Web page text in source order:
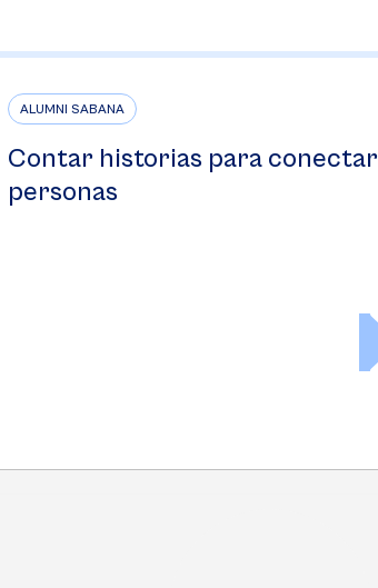
ALUMNI SABANA
Contar historias para conectar
personas